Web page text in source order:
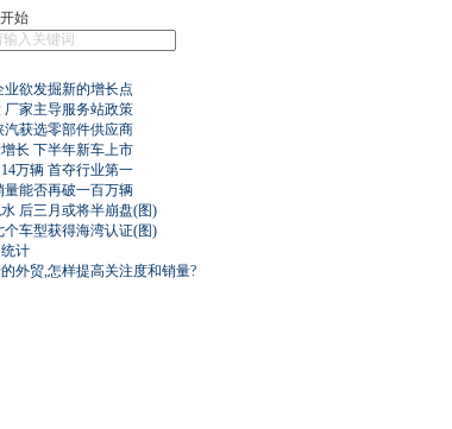
始
欲发掘新的增长点
家主导服务站政策
获选零部件供应商
长 下半年新车上市
万辆 首夺行业第一
能否再破一百万辆
后三月或将半崩盘(图)
车型获得海湾认证(图)
计
外贸,怎样提高关注度和销量?